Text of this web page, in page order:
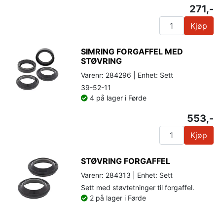
271,-
Kjøp
SIMRING FORGAFFEL MED
STØVRING
Varenr: 284296 | Enhet: Sett
39-52-11
4 på lager i Førde
553,-
Kjøp
STØVRING FORGAFFEL
Varenr: 284313 | Enhet: Sett
Sett med støvtetninger til forgaffel.
2 på lager i Førde